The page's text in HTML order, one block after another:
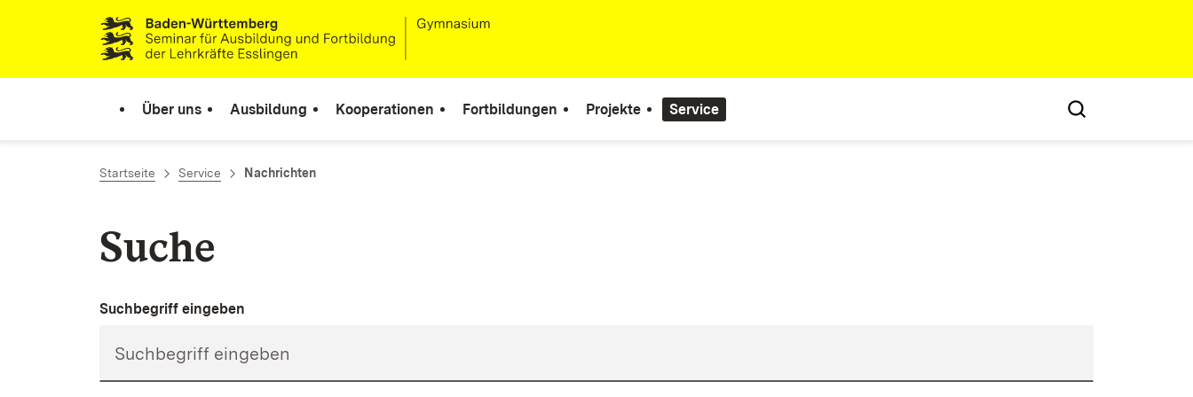
Zum Inhalt springen
Link zur Startseite
Über uns Ausbildung Kooperationen Fortbildungen Projekte Service
Startseite Service Nachrichten
Suche
Suchbegriff eingeben